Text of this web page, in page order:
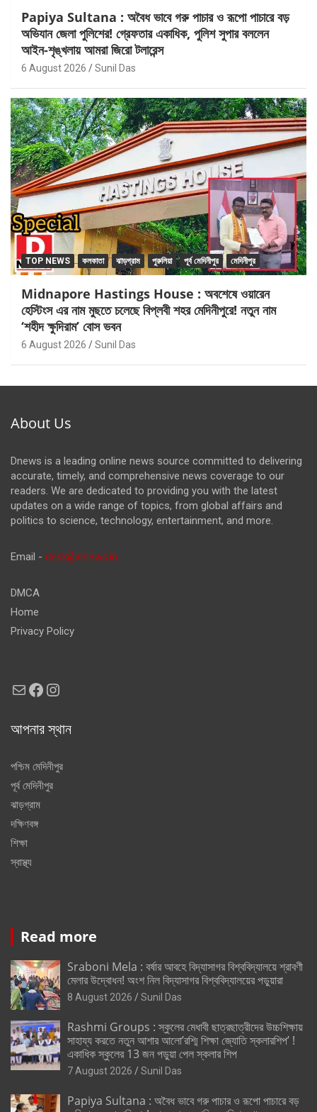
Papiya Sultana : অবৈধ ভাবে গরু পাচার ও রূপো পাচারে বড়
অভিযান জেলা পুলিশের! গ্রেফতার একাধিক, পুলিশ সুপার বললেন
আইন-শৃঙ্খলায় আমরা জিরো টলারেন্স
6 August 2026 Sunil Das
TOP NEWS কলকাতা ঝাড়গ্রাম পুরুলিয়া পূর্ব মেদিনীপুর মেদিনীপুর
Midnapore Hastings House : অবশেষে ওয়ারেন
হেস্টিংস এর নাম মুছতে চলেছে বিপ্লবী শহর মেদিনীপুরে! নতুন নাম
‘শহীদ ক্ষুদিরাম’ বোস ভবন
6 August 2026 Sunil Das
About Us
Dnews is a leading online news source committed to delivering
accurate, timely, and comprehensive news coverage to our
readers. We are dedicated to providing you with the latest
updates on a wide range of topics, from global affairs and
politics to science, technology, entertainment, and more.
Email - desk@dnews.in
DMCA
Home
Privacy Policy
MailFacebook
Instagram
আপনার স্থান
পশ্চিম মেদিনীপুর
পূর্ব মেদিনীপুর
ঝাড়গ্রাম
দক্ষিণবঙ্গ
শিক্ষা
স্বাস্থ্য
Read more
Sraboni Mela : বর্ষার আবহে বিদ্যাসাগর বিশ্ববিদ্যালয়ে শ্রাবণী
মেলার উদ্বোধন! অংশ নিল বিদ্যাসাগর বিশ্ববিদ্যালয়ের পড়ুয়ারা
8 August 2026 Sunil Das
Rashmi Groups : স্কুলের মেধাবী ছাত্রছাত্রীদের উচ্চশিক্ষায়
সাহায্য করতে নতুন আশার আলো’রশ্মি শিক্ষা জ্যোতি স্কলারশিপ’ !
একাধিক স্কুলের 13 জন পড়ুয়া পেল স্কলার শিপ
7 August 2026 Sunil Das
Papiya Sultana : অবৈধ ভাবে গরু পাচার ও রূপো পাচারে বড়